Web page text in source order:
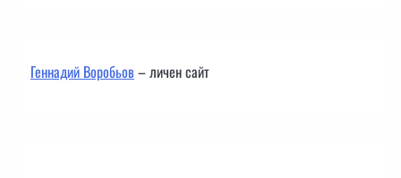
Геннадий Воробьов– личен сайт